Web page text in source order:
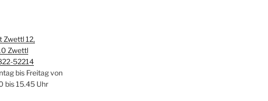
Zwettl 12,
Zwettl
52214
bis Freitag von
bis 15.45 Uhr